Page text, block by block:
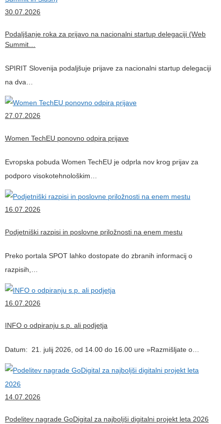
30.07.2026
Podaljšanje roka za prijavo na nacionalni startup delegaciji (Web
Summit…
SPIRIT Slovenija podaljšuje prijave za nacionalni startup delegaciji
na dva…
27.07.2026
Women TechEU ponovno odpira prijave
Evropska pobuda Women TechEU je odprla nov krog prijav za
podporo visokotehnološkim…
16.07.2026
Podjetniški razpisi in poslovne priložnosti na enem mestu
Preko portala SPOT lahko dostopate do zbranih informacij o
razpisih,…
16.07.2026
INFO o odpiranju s.p. ali podjetja
Datum: 21. julij 2026, od 14.00 do 16.00 ure »Razmišljate o…
14.07.2026
Podelitev nagrade GoDigital za najboljši digitalni projekt leta 2026